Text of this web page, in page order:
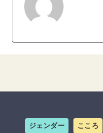
ジェンダー こころ